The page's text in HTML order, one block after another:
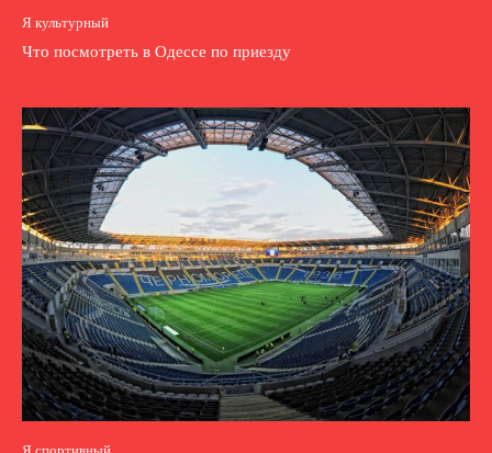
Я культурный
Что посмотреть в Одессе по приезду